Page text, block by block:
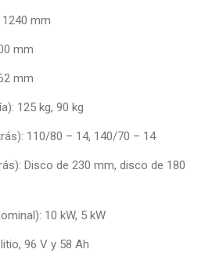
mm
mm
mm
125 kg, 90 kg
110/80 – 14, 140/70 – 14
Disco de 230 mm, disco de 180
10 kW, 5 kW
96 V y 58 Ah